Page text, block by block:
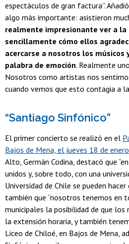
espectáculos de gran factura”.
algo más importante: asistieron
realmente impresionante ver a la
sencillamente cómo ellos
acercarse a nosotros los músicos
palabra de emoción. Realmente
Nosotros como artistas nos
cuando vemos que esto contagia a
“Santiago Sinfónico”
El primer concierto se realizó en el
Bajos de Mena, el jueves 18 de enero
Alto, Germán Codina, destacó que
unidos y, sobre todo, con una
Universidad de Chile se pueden hacer
también que “nosotros tenemos en
municipales la posibilidad de que los
la extensión horaria, y también
Liceo de Chiloé, en Bajos de Mena,